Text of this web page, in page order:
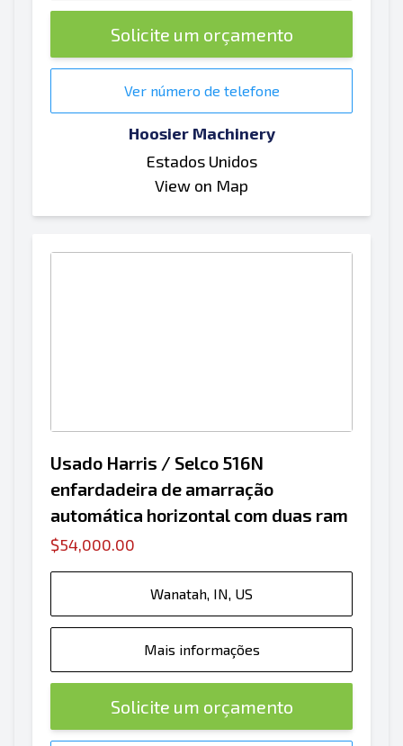
Solicite um orçamento
Ver número de telefone
Hoosier Machinery
Estados Unidos
View on Map
Usado Harris / Selco 516N
enfardadeira de amarração
automática horizontal com duas ram
$54,000.00
Wanatah, IN, US
Mais informações
Solicite um orçamento